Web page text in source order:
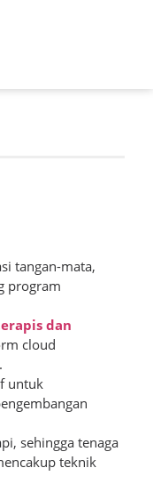
tangan-mata,
program
dan
cloud
untuk
sehingga tenaga
teknik